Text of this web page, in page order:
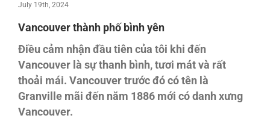
July 19th, 2024
Vancouver thành phố bình yên
Điều cảm nhận đầu tiên của tôi khi đến
Vancouver là sự thanh bình, tươi mát và rất
thoải mái. Vancouver trước đó có tên là
Granville mãi đến năm 1886 mới có danh xưng
Vancouver.